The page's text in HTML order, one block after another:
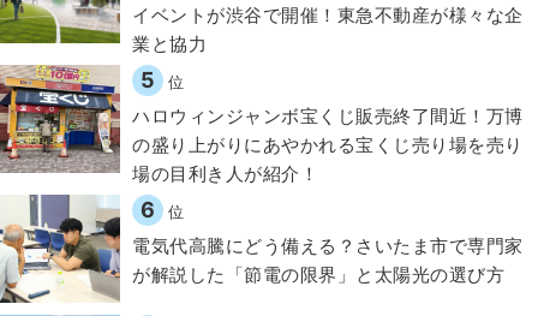
イベントが渋谷で開催！東急不動産が様々な企
業と協力
5 位
ハロウィンジャンボ宝くじ販売終了間近！万博
の盛り上がりにあやかれる宝くじ売り場を売り
場の目利き人が紹介！
6 位
電気代高騰にどう備える？さいたま市で専門家
が解説した「節電の限界」と太陽光の選び方